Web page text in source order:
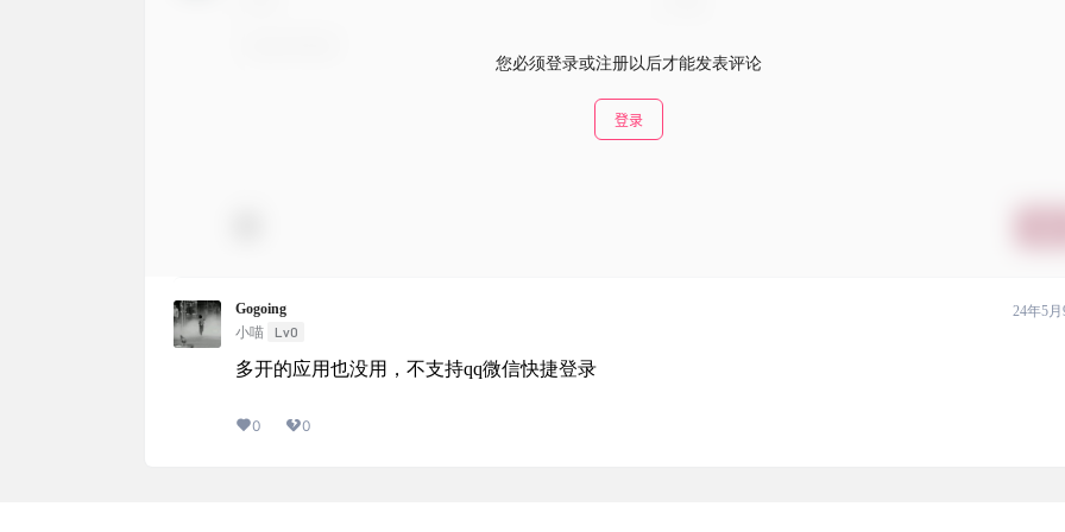
您必须登录或注册以后才能发表评论
登录
Gogoing
小喵
Lv0
24年5
多开的应用也没用，不支持qq微信快捷登录
0 0